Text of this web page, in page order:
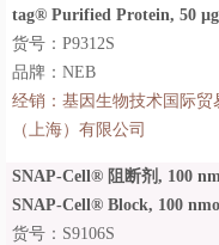
tag® Purified Protein, 50 µg
货号：P9312S
品牌：NEB
经销： 基因生物技术国际贸
（上海）有限公司
SNAP-Cell® 阻断剂, 100
SNAP-Cell® Block, 100
货号：S9106S